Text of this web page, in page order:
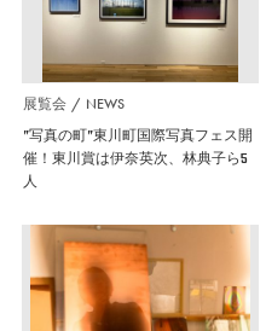
展覧会 NEWS
”写真の町”東川町国際写真フェス開
催！東川賞は伊奈英次、林典子ら5
人